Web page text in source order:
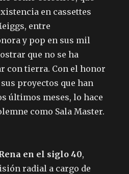
en cassettes
entre
y pop en sus mil
que no se ha
con tierra. Con el honor
proyectos que han
últimos meses, lo hace
como Sala Master.
en el siglo 40,
radial a cargo de